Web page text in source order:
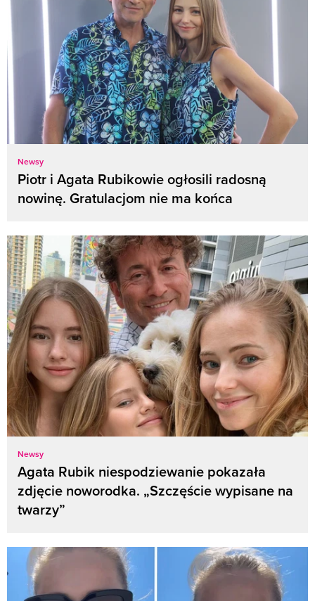
Newsy
Piotr i Agata Rubikowie ogłosili radosną
nowinę. Gratulacjom nie ma końca
Newsy
Agata Rubik niespodziewanie pokazała
zdjęcie noworodka. „Szczęście wypisane na
twarzy”